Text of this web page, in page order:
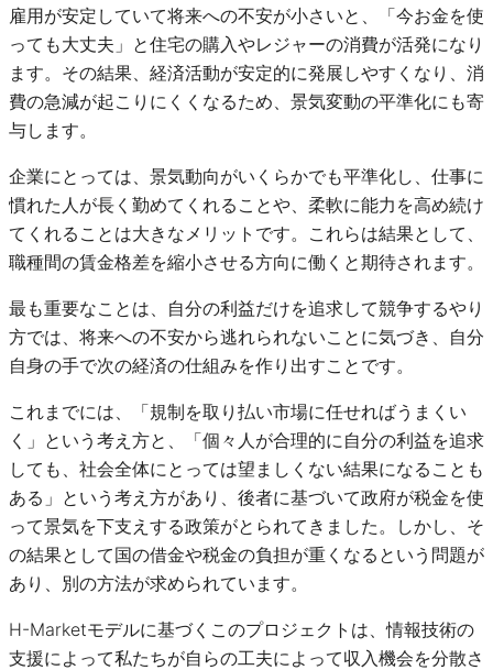
雇用が安定していて将来への不安が小さいと、「今お金を使
っても大丈夫」と住宅の購入やレジャーの消費が活発になり
ます。その結果、経済活動が安定的に発展しやすくなり、消
費の急減が起こりにくくなるため、景気変動の平準化にも寄
与します。
企業にとっては、景気動向がいくらかでも平準化し、仕事に
慣れた人が長く勤めてくれることや、柔軟に能力を高め続け
てくれることは大きなメリットです。これらは結果として、
職種間の賃金格差を縮小させる方向に働くと期待されます。
最も重要なことは、自分の利益だけを追求して競争するやり
方では、将来への不安から逃れられないことに気づき、自分
自身の手で次の経済の仕組みを作り出すことです。
これまでには、「規制を取り払い市場に任せればうまくい
く」という考え方と、「個々人が合理的に自分の利益を追求
しても、社会全体にとっては望ましくない結果になることも
ある」という考え方があり、後者に基づいて政府が税金を使
って景気を下支えする政策がとられてきました。しかし、そ
の結果として国の借金や税金の負担が重くなるという問題が
あり、別の方法が求められています。
H-Marketモデルに基づくこのプロジェクトは、情報技術の
支援によって私たちが自らの工夫によって収入機会を分散さ